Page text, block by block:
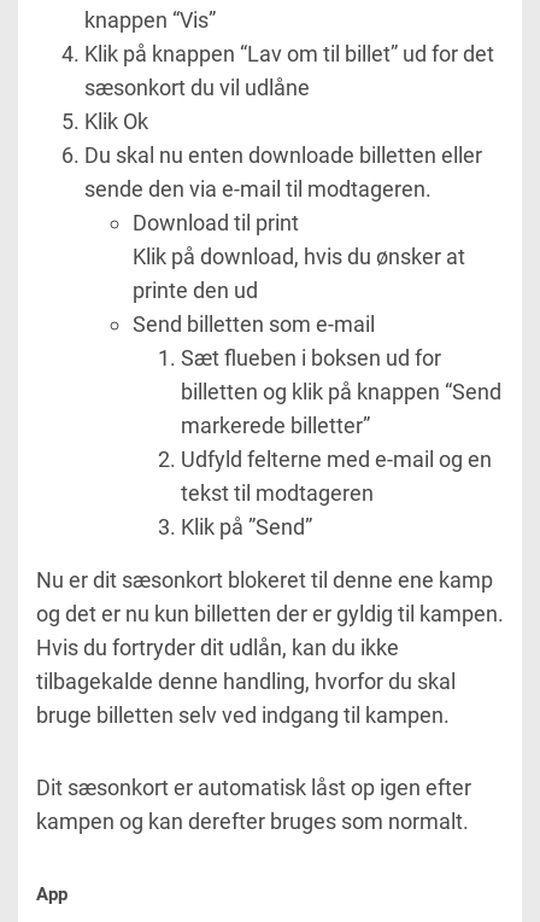
knappen “Vis”
Klik på knappen “Lav om til billet” ud for det
sæsonkort du vil udlåne
Klik Ok
Du skal nu enten downloade billetten eller
sende den via e-mail til modtageren.
Download til print
Klik på download, hvis du ønsker at
printe den ud
Send billetten som e-mail
Sæt flueben i boksen ud for
billetten og klik på knappen “Send
markerede billetter”
Udfyld felterne med e-mail og en
tekst til modtageren
Klik på ”Send”
Nu er dit sæsonkort blokeret til denne ene kamp
og det er nu kun billetten der er gyldig til kampen.
Hvis du fortryder dit udlån, kan du ikke
tilbagekalde denne handling, hvorfor du skal
bruge billetten selv ved indgang til kampen.
Dit sæsonkort er automatisk låst op igen efter
kampen og kan derefter bruges som normalt.
App